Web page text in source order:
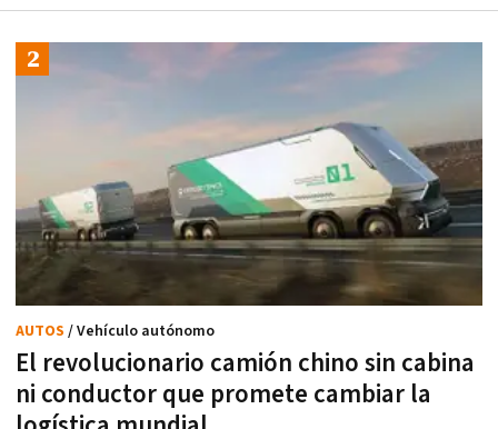
El revolucionario camión chino sin cabina
ni conductor que promete cambiar la
AUTOS / Vehículo autónomo